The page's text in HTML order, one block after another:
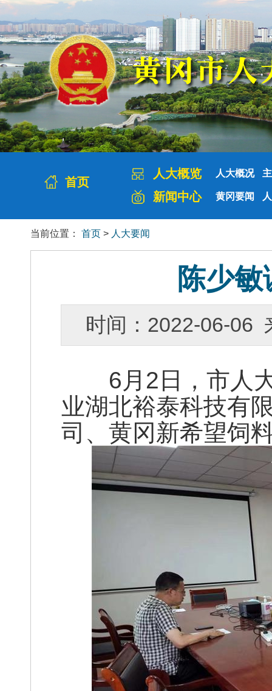
首页
人大概览 人大概况
新闻中心 黄冈要闻
当前位置： 首页 > 人大要闻
陈少
时间：2022-06-
6月2日，市人大
业湖北裕泰科技有
司、黄冈新希望饲